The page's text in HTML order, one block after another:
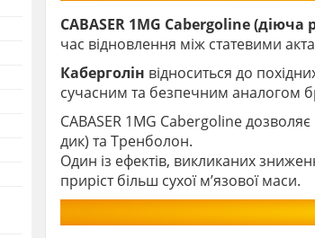
CABASER 1MG Cabergoline (діюча
час відновлення між статевими
Каберголін відноситься до
сучасним та безпечним аналогом
CABASER 1MG Cabergoline
дик) та Тренболон.
Один із ефектів, викликаних
приріст більш сухої м’язової маси.